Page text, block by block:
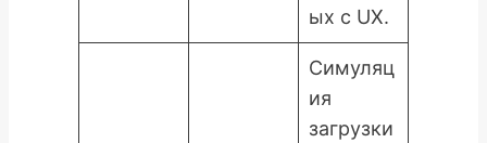
ых с UX.
Симуляц
ия
загрузки